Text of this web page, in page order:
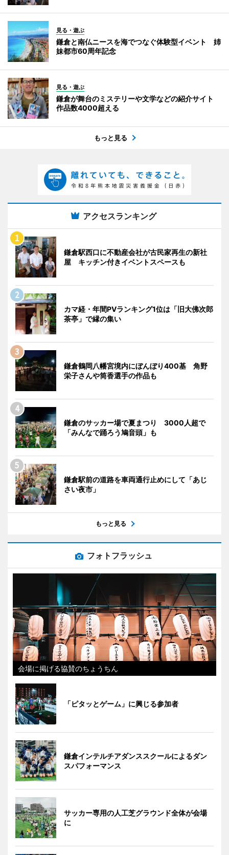
見る・遊ぶ
鎌倉と南仏ニースを海でつなぐ体験型イベント 姉
妹都市60周年記念
見る・遊ぶ
鎌倉が舞台のミステリーや文学などの紹介サイト
作品数4000超える
もっと見る
アクセスランキング
鎌倉駅西口に不動産会社が古民家再生の新社
屋 キッチン付きイベントスペースも
カマ経・年間PVランキング1位は「旧大佛次郎
茶亭」で縁の集い
鎌倉鶴岡八幡宮境内にぼんぼり400基 角野
栄子さんや筒香選手の作品も
鎌倉のサッカー場で夏まつり 3000人超で
「みんなで踊ろう鳩音頭」も
鎌倉駅前の道路を車両通行止めにして「あじ
さい夜市」
もっと見る
フォトフラッシュ
会場に掲げる協賛のちょうちん
「ピタッとゲーム」に興じる参加者
鎌倉インテルチアダンススクールによるダン
スパフォーマンス
サッカー専用の人工芝グラウンド全体が会場
に